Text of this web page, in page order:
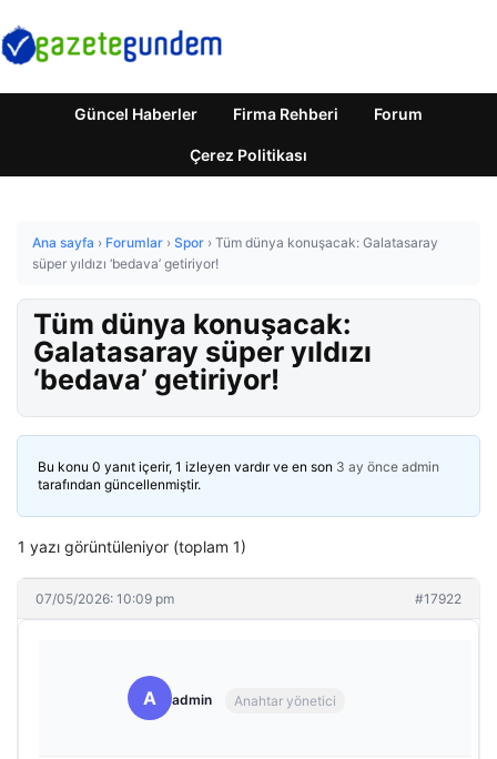
Güncel Haberler Firma Rehberi Forum
Çerez Politikası
Ana sayfa › Forumlar › Spor › Tüm dünya konuşacak: Galatasaray
süper yıldızı ‘bedava’ getiriyor!
Tüm dünya konuşacak:
Galatasaray süper yıldızı
‘bedava’ getiriyor!
Bu konu 0 yanıt içerir, 1 izleyen vardır ve en son 3 ay önce admin
tarafından güncellenmiştir.
1 yazı görüntüleniyor (toplam 1)
07/05/2026: 10:09 pm #17922
A admin Anahtar yönetici